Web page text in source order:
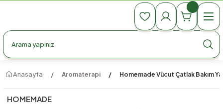
990 TL Üzeri Ücretsiz Kargo
990 TL Üzeri Ücretsiz Kargo
Anasayfa Aromaterapi Homemade Vücut Çatlak Bakım
HOMEMADE